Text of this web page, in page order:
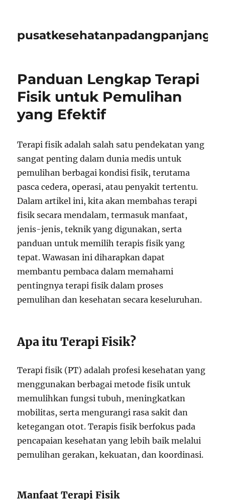
pusatkesehatanpadangpanjangid
Panduan Lengkap Terapi
Fisik untuk Pemulihan
yang Efektif
Terapi fisik adalah salah satu pendekatan yang
sangat penting dalam dunia medis untuk
pemulihan berbagai kondisi fisik, terutama
pasca cedera, operasi, atau penyakit tertentu.
Dalam artikel ini, kita akan membahas terapi
fisik secara mendalam, termasuk manfaat,
jenis-jenis, teknik yang digunakan, serta
panduan untuk memilih terapis fisik yang
tepat. Wawasan ini diharapkan dapat
membantu pembaca dalam memahami
pentingnya terapi fisik dalam proses
pemulihan dan kesehatan secara keseluruhan.
Apa itu Terapi Fisik?
Terapi fisik (PT) adalah profesi kesehatan yang
menggunakan berbagai metode fisik untuk
memulihkan fungsi tubuh, meningkatkan
mobilitas, serta mengurangi rasa sakit dan
ketegangan otot. Terapis fisik berfokus pada
pencapaian kesehatan yang lebih baik melalui
pemulihan gerakan, kekuatan, dan koordinasi.
Manfaat Terapi Fisik